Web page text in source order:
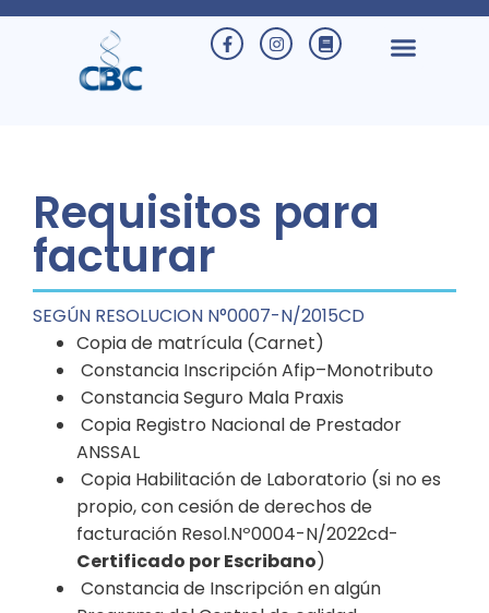
Requisitos para
facturar
SEGÚN RESOLUCION N°0007-N/2015CD
Copia de matrícula (Carnet)
Constancia Inscripción Afip–Monotributo
Constancia Seguro Mala Praxis
Copia Registro Nacional de Prestador
ANSSAL
Copia Habilitación de Laboratorio (si no es
propio, con cesión de derechos de
facturación Resol.Nº0004-N/2022cd-
Certificado por Escribano)
Constancia de Inscripción en algún